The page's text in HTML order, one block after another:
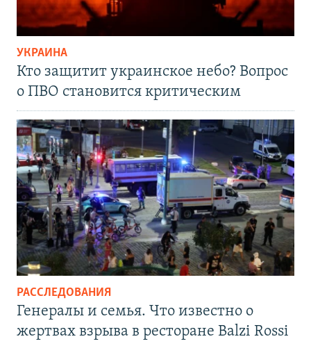
УКРАИНА
Кто защитит украинское небо? Вопрос
о ПВО становится критическим
РАССЛЕДОВАНИЯ
Генералы и семья. Что известно о
жертвах взрыва в ресторане Balzi Rossi